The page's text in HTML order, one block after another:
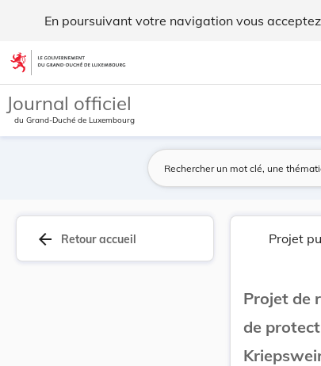
En poursuivant votre navigation vous
Aller au contenu
Journal officiel
du Grand-Duché de Luxembourg
arrow_back Retour accueil Projet
Projet de
de